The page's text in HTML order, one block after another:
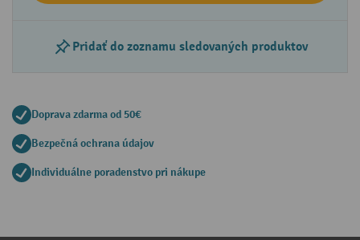
Pridať do zoznamu sledovaných produktov
Doprava zdarma od 50€
Bezpečná ochrana údajov
Individuálne poradenstvo pri nákupe